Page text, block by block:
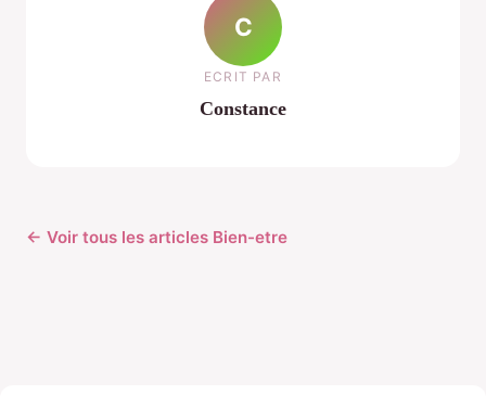
C
ECRIT PAR
Constance
← Voir tous les articles Bien-etre